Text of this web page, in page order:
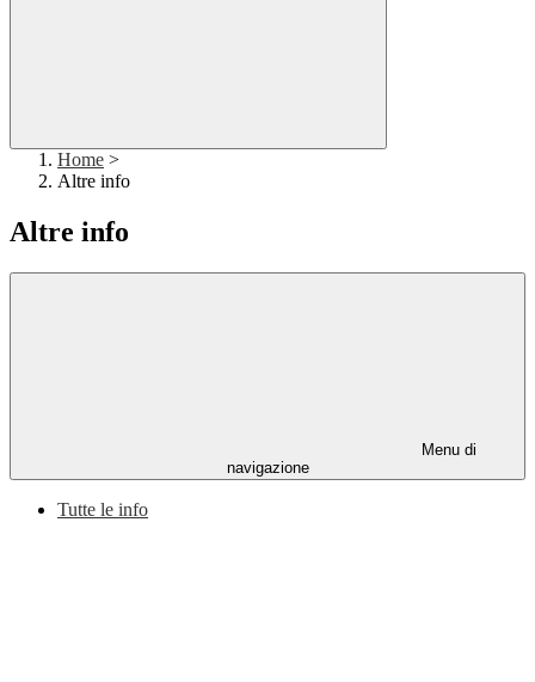
Home >
Altre info
Altre info
Menu di
navigazione
Tutte le info